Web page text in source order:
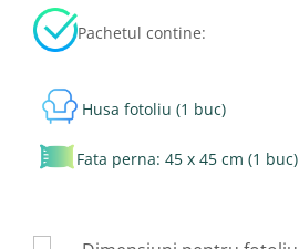
Pachetul contine:
Husa fotoliu (1 buc)
Fata perna: 45 x 45 cm (1 buc)